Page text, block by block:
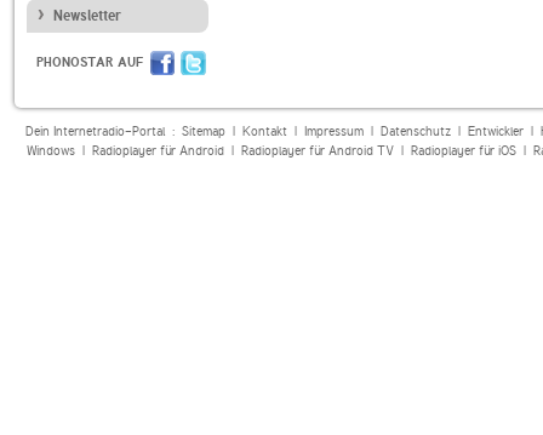
Newsletter
PHONOSTAR AUF
Dein Internetradio-Portal : Sitemap| Kontakt| Impressum| Datenschutz| Entwickler|
Windows| Radioplayer für Android| Radioplayer für Android TV| Radioplayer für iOS|